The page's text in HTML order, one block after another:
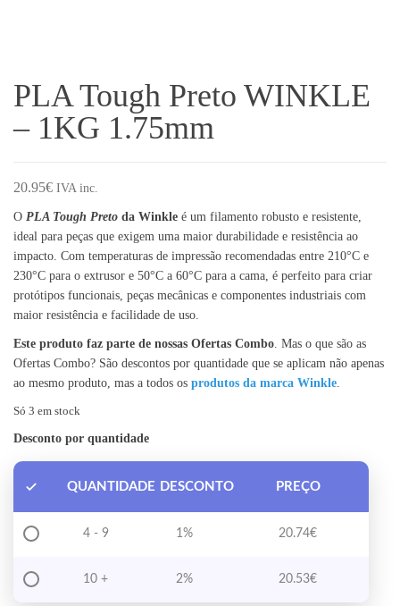
PLA Tough Preto WINKLE
– 1KG 1.75mm
20.95€ IVA inc.
O PLA Tough Preto da Winkle é um filamento robusto e resistente,
ideal para peças que exigem uma maior durabilidade e resistência ao
impacto. Com temperaturas de impressão recomendadas entre 210°C e
230°C para o extrusor e 50°C a 60°C para a cama, é perfeito para criar
protótipos funcionais, peças mecânicas e componentes industriais com
maior resistência e facilidade de uso.
Este produto faz parte de nossas Ofertas Combo . Mas o que são as
Ofertas Combo? São descontos por quantidade que se aplicam não apenas
ao mesmo produto, mas a todos os produtos da marca Winkle
Só 3 em stock
Desconto por quantidade
QUANTIDADE DESCONTO PREÇO
4 - 9 1% 20.74€
10 + 2% 20.53€